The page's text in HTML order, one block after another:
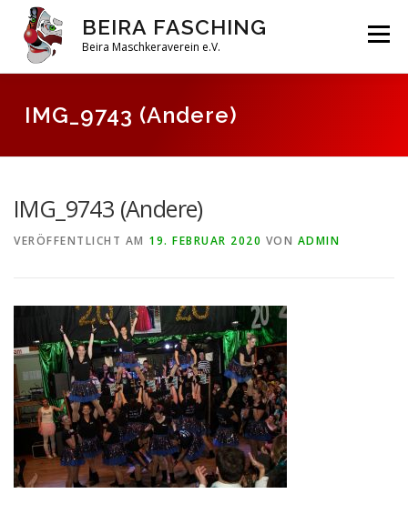
Inhalt
springen
BEIRA FASCHING
Beira Maschkeraverein e.V.
Menü
DAHOAM SAISON 2026 HABERFELDTREIBEN
IMG_9743 (Andere)
IMG_9743 (Andere)
VERÖFFENTLICHT AM 19. FEBRUAR 2020 VON ADMIN